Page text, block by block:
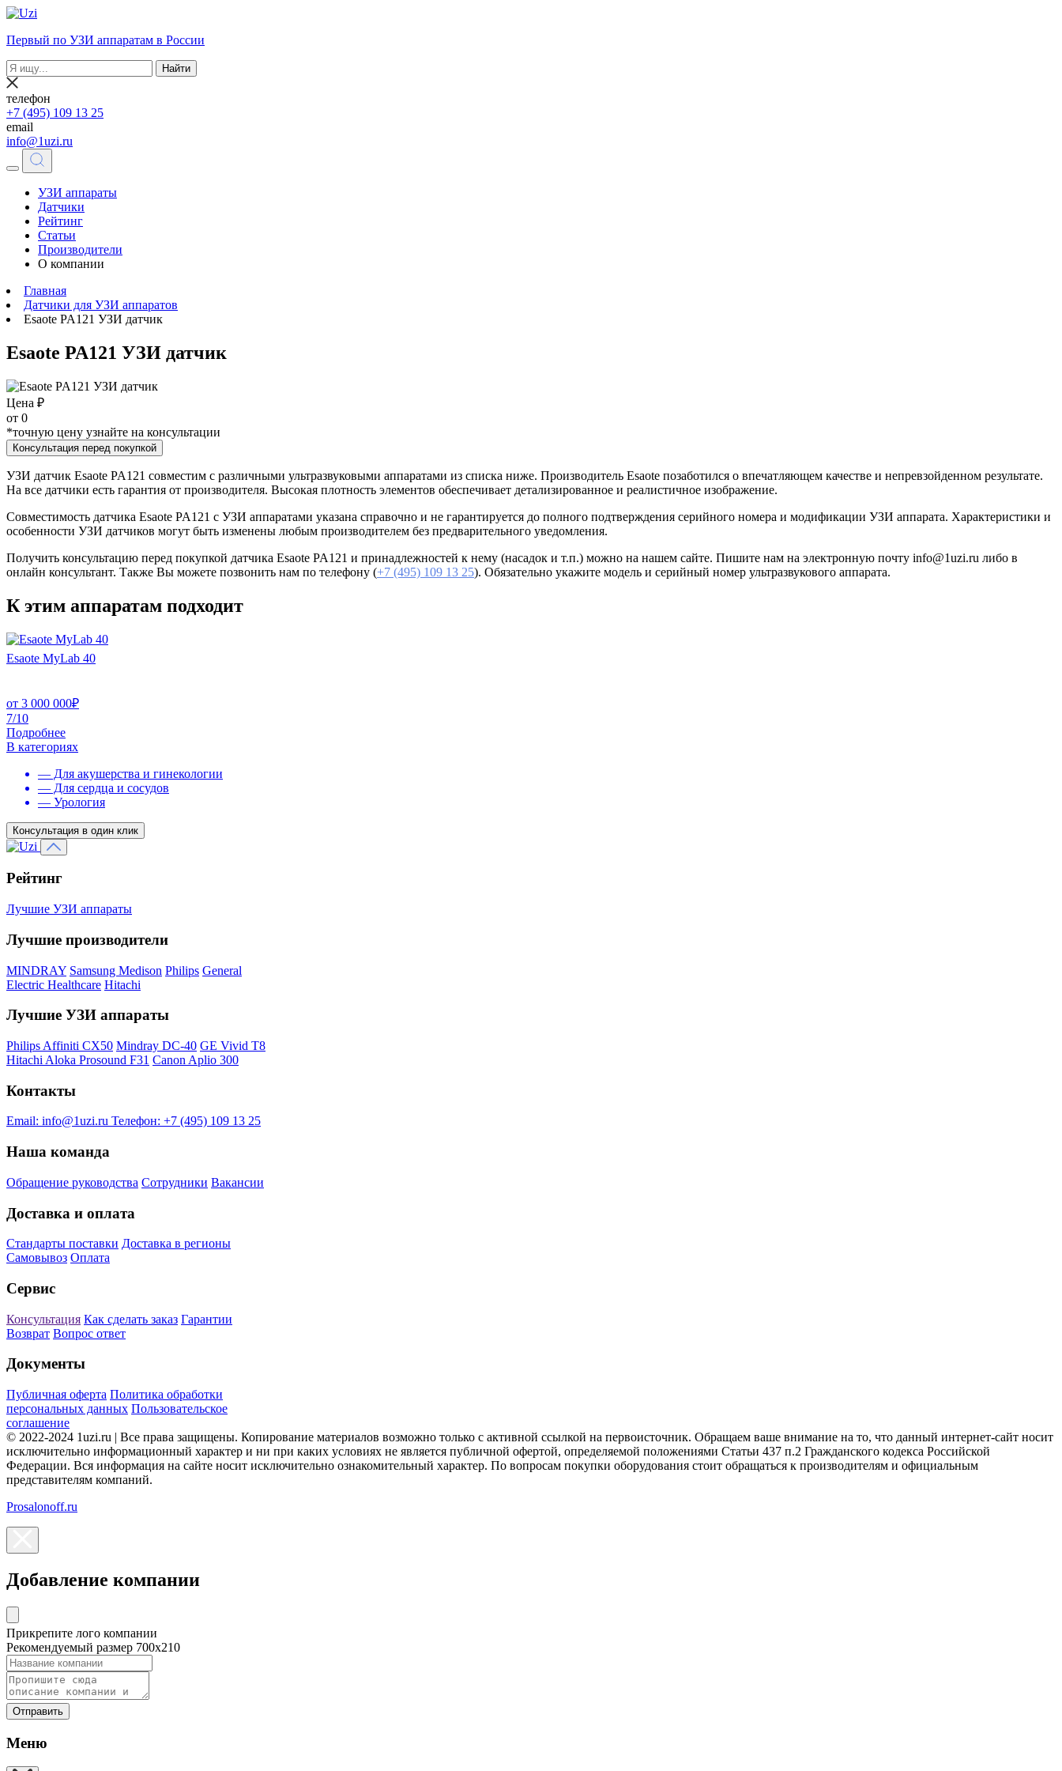
Первый по УЗИ аппаратам в России
Найти
телефон
+7 (495) 109 13 25
email
info@1uzi.ru
УЗИ аппараты
Датчики
Рейтинг
Статьи
Производители
О компании
Главная
Датчики для УЗИ аппаратов
Esaote PA121 УЗИ датчик
Esaote PA121 УЗИ датчик
Цена ₽
от 0
*точную цену узнайте на консультации
Консультация перед покупкой
УЗИ датчик Esaote PA121 совместим с различными ультразвуковыми аппаратами из списка ниже. Производитель Esaote позаботился о впечатляющем качестве и непревзойденном результате.
На все датчики есть гарантия от производителя. Высокая плотность элементов обеспечивает детализированное и реалистичное изображение.
Совместимость датчика Esaote PA121 с УЗИ аппаратами указана справочно и не гарантируется до полного подтверждения серийного номера и модификации УЗИ аппарата. Характеристики и
особенности УЗИ датчиков могут быть изменены любым производителем без предварительного уведомления.
Получить консультацию перед покупкой датчика Esaote PA121 и принадлежностей к нему (насадок и т.п.) можно на нашем сайте. Пишите нам на электронную почту info@1uzi.ru либо в
онлайн консультант. Также Вы можете позвонить нам по телефону (+7 (495) 109 13 25). Обязательно укажите модель и серийный номер ультразвукового аппарата.
К этим аппаратам подходит
Esaote MyLab 40
от 3 000 000₽
7/10
Подробнее
В категориях
— Для акушерства и гинекологии
— Для сердца и сосудов
— Урология
Консультация в один клик
Рейтинг
Лучшие УЗИ аппараты
Лучшие производители
MINDRAY Samsung Medison Philips General
Electric Healthcare Hitachi
Лучшие УЗИ аппараты
Philips Affiniti CX50 Mindray DC-40 GE Vivid T8
Hitachi Aloka Prosound F31 Canon Aplio 300
Контакты
Email: info@1uzi.ru Телефон: +7 (495) 109 13 25
Наша команда
Обращение руководства Сотрудники Вакансии
Доставка и оплата
Стандарты поставки Доставка в регионы
Самовывоз Оплата
Сервис
Консультация Как сделать заказ Гарантии
Возврат Вопрос ответ
Документы
Публичная оферта Политика обработки
персональных данных Пользовательское
соглашение
© 2022-2024 1uzi.ru | Все права защищены. Копирование материалов возможно только с активной ссылкой на первоисточник. Обращаем ваше внимание на то, что данный интернет-сайт носит
исключительно информационный характер и ни при каких условиях не является публичной офертой, определяемой положениями Статьи 437 п.2 Гражданского кодекса Российской
Федерации. Вся информация на сайте носит исключительно ознакомительный характер. По вопросам покупки оборудования стоит обращаться к производителям и официальным
представителям компаний.
Prosalonoff.ru
Добавление компании
Прикрепите лого компании
Рекомендуемый размер 700х210
Отправить
Меню